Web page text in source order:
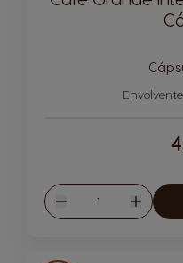
Disminuir
Cantidad